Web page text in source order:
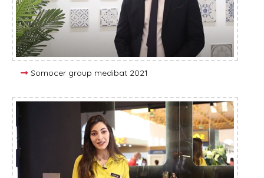
Somocer group medibat 2021